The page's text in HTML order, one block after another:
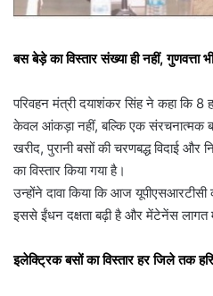
बस बेड़े का विस्तार संख्या ही नहीं, गुणवत्ता भी
परिवहन मंत्री दयाशंकर सिंह ने कहा कि
केवल आंकड़ा नहीं, बल्कि एक संरचनात्मक
खरीद, पुरानी बसों की चरणबद्ध विदाई और
का विस्तार किया गया है।
उन्होंने दावा किया कि आज
इससे ईंधन दक्षता बढ़ी है और मेंटेनेंस
इलेक्ट्रिक बसों का विस्तार हर जिले तक